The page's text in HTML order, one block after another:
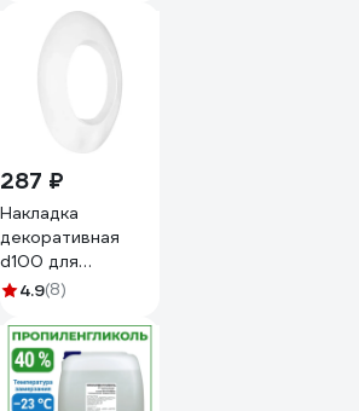
287 ₽
Накладка
декоративная
d100 для
дымохода
ШГ772368
4.9(8)